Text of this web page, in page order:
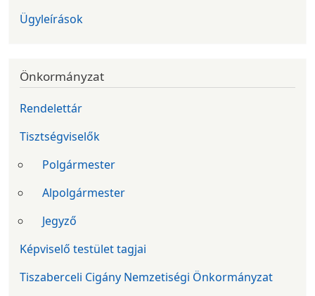
Ügyleírások
Önkormányzat
Rendelettár
Tisztségviselők
Polgármester
Alpolgármester
Jegyző
Képviselő testület tagjai
Tiszaberceli Cigány Nemzetiségi Önkormányzat